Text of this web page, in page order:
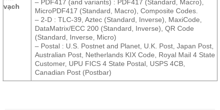
vạch
– PDF417 (and variants) : PDF417 (Standard, Macro),
MicroPDF417 (Standard, Macro), Composite Codes.
– 2-D : TLC-39, Aztec (Standard, Inverse), MaxiCode,
DataMatrix/ECC 200 (Standard, Inverse), QR Code
(Standard, Inverse, Micro)
– Postal : U.S. Postnet and Planet, U.K. Post, Japan Post,
Australian Post, Netherlands KIX Code, Royal Mail 4 State
Customer, UPU FICS 4 State Postal, USPS 4CB,
Canadian Post (Postbar)